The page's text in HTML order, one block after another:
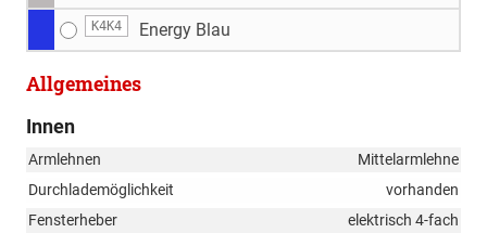
K4K4 Energy Blau
Allgemeines
Innen
Armlehnen
Mittelarmlehne
Durchlademöglichkeit
vorhanden
Fensterheber
elektrisch 4-fach